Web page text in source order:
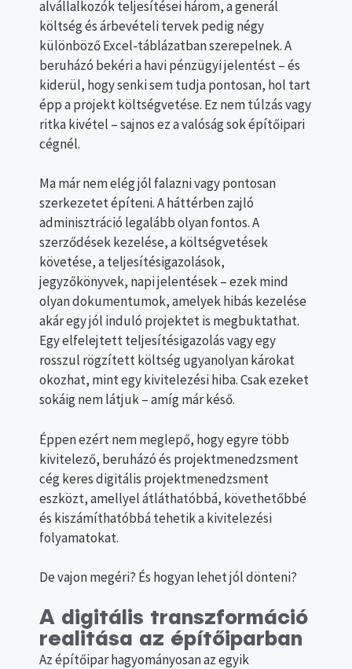
alvállalkozók teljesítései három, a generál
költség és árbevételi tervek pedig négy
különböző Excel-táblázatban szerepelnek. A
beruházó bekéri a havi pénzügyi jelentést – és
kiderül, hogy senki sem tudja pontosan, hol tart
épp a projekt költségvetése. Ez nem túlzás vagy
ritka kivétel – sajnos ez a valóság sok építőipari
cégnél.
Ma már nem elég jól falazni vagy pontosan
szerkezetet építeni. A háttérben zajló
adminisztráció legalább olyan fontos. A
szerződések kezelése, a költségvetések
követése, a teljesítésigazolások,
jegyzőkönyvek, napi jelentések – ezek mind
olyan dokumentumok, amelyek hibás kezelése
akár egy jól induló projektet is megbuktathat.
Egy elfelejtett teljesítésigazolás vagy egy
rosszul rögzített költség ugyanolyan károkat
okozhat, mint egy kivitelezési hiba. Csak ezeket
sokáig nem látjuk – amíg már késő.
Éppen ezért nem meglepő, hogy egyre több
kivitelező, beruházó és projektmenedzsment
cég keres digitális projektmenedzsment
eszközt, amellyel átláthatóbbá, követhetőbbé
és kiszámíthatóbbá tehetik a kivitelezési
folyamatokat.
De vajon megéri? És hogyan lehet jól dönteni?
A digitális transzformáció
realitása az építőiparban
Az építőipar hagyományosan az egyik